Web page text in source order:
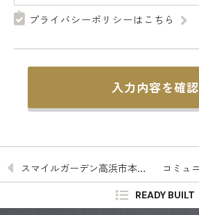
プライバシーポリシーはこちら
入力内容を確認
スマイルガーデン高浜市本郷町５ No.９
READY BUILT